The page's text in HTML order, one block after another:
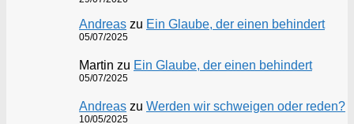
Andreas zu Ein Glaube, der einen behindert
05/07/2025
Martin zu Ein Glaube, der einen behindert
05/07/2025
Andreas zu Werden wir schweigen oder reden?
10/05/2025